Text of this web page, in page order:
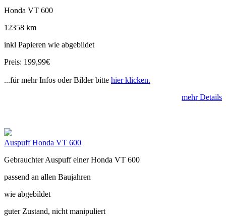
Honda VT 600
12358 km
inkl Papieren wie abgebildet
Preis: 199,99€
...für mehr Infos oder Bilder bitte hier klicken.
mehr Details
Auspuff Honda VT 600
Gebrauchter Auspuff einer Honda VT 600
passend an allen Baujahren
wie abgebildet
guter Zustand, nicht manipuliert